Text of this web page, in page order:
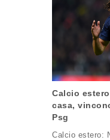
Calcio
casa,
Psg
Calcio estero: